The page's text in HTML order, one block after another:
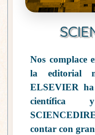
Nos complace
la editorial
ELSEVIER
científica
contar con